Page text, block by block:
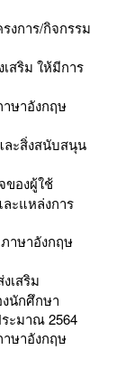
งการ/กิจกรรม
สริม ให้มีการ
ษาอังกฤษ
ละสิ่งสนับสนุน
ของผู้ใช้
ะแหล่งการ
าษาอังกฤษ
เสริม
นักศึกษา
ะมาณ 2564
ษาอังกฤษ